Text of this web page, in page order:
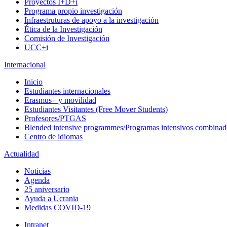
Proyectos I+D+i
Programa propio investigación
Infraestruturas de apoyo a la investigación
Ética de la Investigación
Comisión de Investigación
UCC+i
Internacional
Inicio
Estudiantes internacionales
Erasmus+ y movilidad
Estudiantes Visitantes (Free Mover Students)
Profesores/PTGAS
Blended intensive programmes/Programas intensivos
Centro de idiomas
Actualidad
Noticias
Agenda
25 aniversario
Ayuda a Ucrania
Medidas COVID-19
Intranet